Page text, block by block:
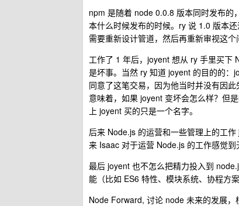
npm 是随着 node 0.0.8 版本同时发布的
本什么时候发布的时候。ry 说 1.0 版本
需要重新设计管道，然后再重新审视这个
工作了 1 年后，joyent 想从 ry 手里买下
是坏事。当然 ry 知道 joyent 的目的的：
同意了这笔交易，因为他当时并没有因
意味着，如果 joyent 变坏会怎么样？但
上 joyent 买的只是一个名字。
后来 Node.js 的运营和一些管理上的工
来 Isaac 对于运营 Node.js 的工作感觉到
最后 joyent 也不怎么把精力投入到
能（比如 ES6 特性、模块系统、协程方
Node Forward, 讨论 node 未来的发展，